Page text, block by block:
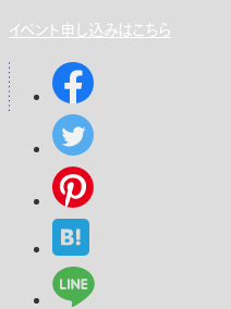
イベント申し込みはこちら